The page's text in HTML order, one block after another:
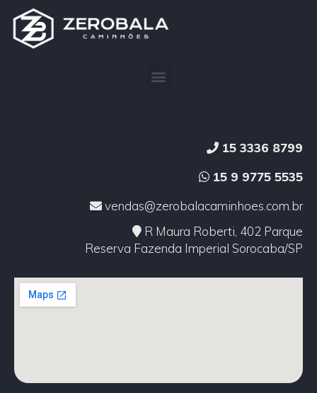
15 3336 8799
15 9 9775 5535
vendas@zerobalacaminhoes.com.br
R Maura Roberti, 402 Parque
Reserva Fazenda Imperial Sorocaba/SP